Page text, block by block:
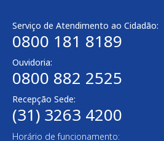
Serviço de Atendimento ao Cidadão:
0800 181 8189
Ouvidoria:
0800 882 2525​
Recepção Sede:
(31) 3263 4200
Horário de funcionamento: